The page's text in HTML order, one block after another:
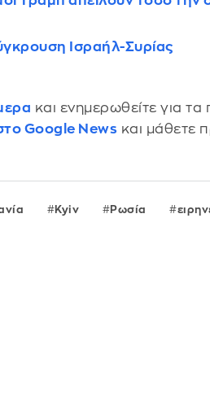
Ισραήλ-Συρίας
και ενημερωθείτε για
Google News και μάθετε
Kyiv Ρωσία